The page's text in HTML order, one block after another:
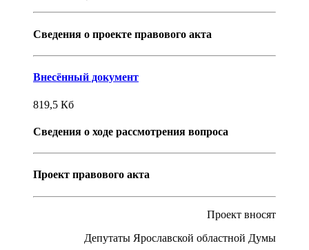
Сведения о проекте правового акта
Внесённый документ
819,5 Кб
Сведения о ходе рассмотрения вопроса
Проект правового акта
Проект вносят
Депутаты Ярославской областной Думы